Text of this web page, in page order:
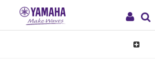
My
Toggle